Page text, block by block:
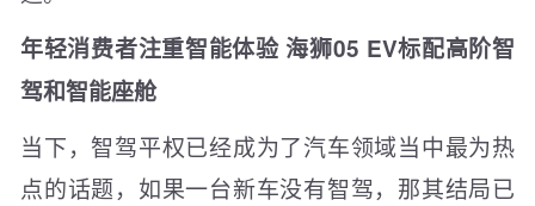
年轻消费者注重智能体验 海狮05 EV标配高阶智
驾和智能座舱
当下，智驾平权已经成为了汽车领域当中最为热
点的话题，如果一台新车没有智驾，那其结局已